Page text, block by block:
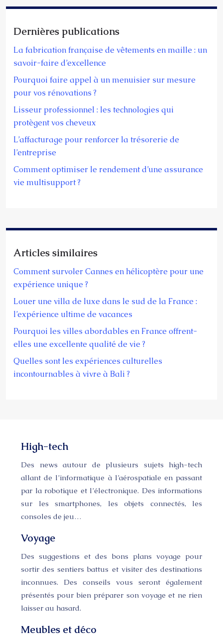
Dernières publications
La fabrication française de vêtements en maille : un
savoir-faire d’excellence
Pourquoi faire appel à un menuisier sur mesure
pour vos rénovations ?
Lisseur professionnel : les technologies qui
protègent vos cheveux
L’affacturage pour renforcer la trésorerie de
l’entreprise
Comment optimiser le rendement d’une assurance
vie multisupport ?
Articles similaires
Comment survoler Cannes en hélicoptère pour une
expérience unique ?
Louer une villa de luxe dans le sud de la France :
l’expérience ultime de vacances
Pourquoi les villes abordables en France offrent-
elles une excellente qualité de vie ?
Quelles sont les expériences culturelles
incontournables à vivre à Bali ?
High-tech
Des news autour de plusieurs sujets high-tech
allant de l’informatique à l’aérospatiale en passant
par la robotique et l’électronique. Des informations
sur les smartphones, les objets connectés, les
consoles de jeu…
Voyage
Des suggestions et des bons plans voyage pour
sortir des sentiers battus et visiter des destinations
inconnues. Des conseils vous seront également
présentés pour bien préparer son voyage et ne rien
laisser au hasard.
Meubles et déco